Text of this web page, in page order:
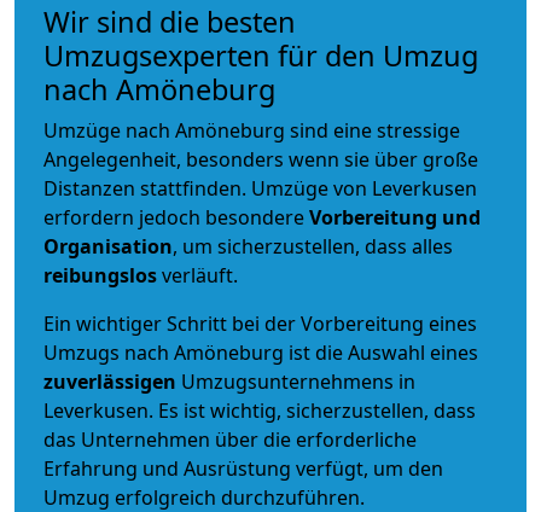
Wir sind die besten
Umzugsexperten für den Umzug
nach Amöneburg
Umzüge nach Amöneburg sind eine stressige
Angelegenheit, besonders wenn sie über große
Distanzen stattfinden. Umzüge von Leverkusen
erfordern jedoch besondereVorbereitung und
Organisation, um sicherzustellen, dass alles
reibungslosverläuft.
Ein wichtiger Schritt bei der Vorbereitung eines
Umzugs nach Amöneburg ist die Auswahl eines
zuverlässigen Umzugsunternehmens in
Leverkusen. Es ist wichtig, sicherzustellen, dass
das Unternehmen über die erforderliche
Erfahrung und Ausrüstung verfügt, um den
Umzug erfolgreich durchzuführen.